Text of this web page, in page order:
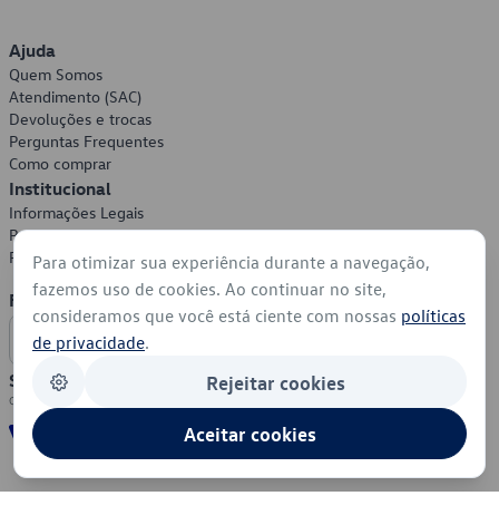
Ajuda
Quem Somos
Atendimento (SAC)
Devoluções e trocas
Perguntas Frequentes
Como comprar
Institucional
Informações Legais
Política de Privacidade
Política de Cookies
Formas de Pagamento
Segurança
Para otimizar sua experiência durante a navegação,
fazemos uso de cookies. Ao continuar no site,
consideramos que você está ciente com nossas políticas
de privacidade.
Rejeitar cookies
Aceitar cookies